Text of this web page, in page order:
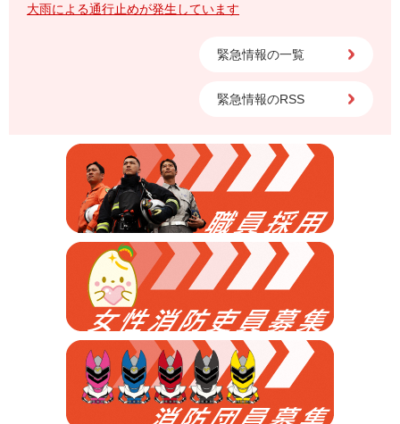
大雨による通行止めが発生しています
緊急情報の一覧
緊急情報のRSS